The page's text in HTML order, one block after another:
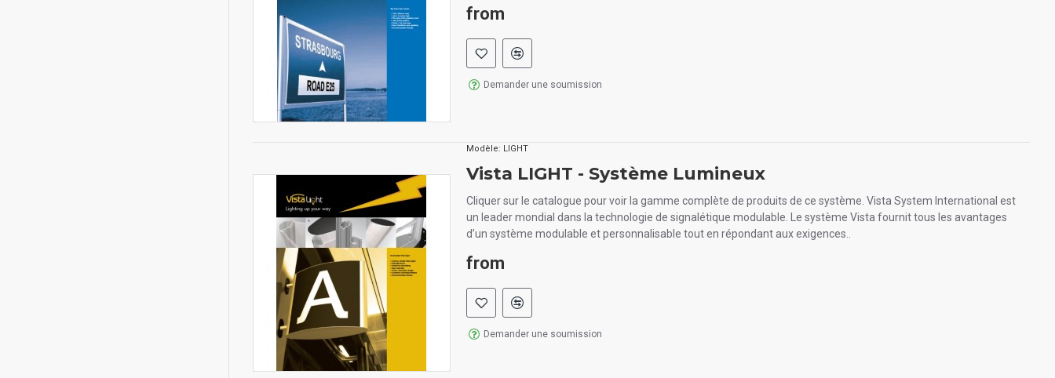
from
Demander une soumission
Modèle: LIGHT
Vista LIGHT - Système Lumineux
Cliquer sur le catalogue pour voir la gamme complète de produits de ce système. Vista System International est
un leader mondial dans la technologie de signalétique modulable. Le système Vista fournit tous les avantages
d’un système modulable et personnalisable tout en répondant aux exigences..
from
Demander une soumission